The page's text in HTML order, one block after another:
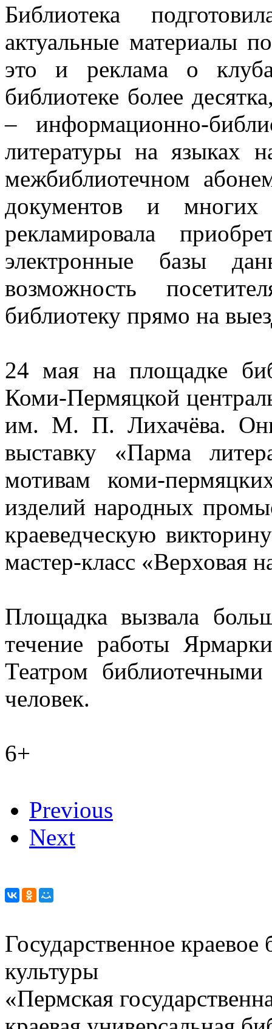
Библиотека
актуальные материалы
это и реклама о
библиотеке более
– информационно-
литературы на языках
межбиблиотечном
документов и многих
рекламировала
электронные базы
возможность
библиотеку прямо на
24 мая на площадке
Коми-Пермяцкой
им. М. П. Лихачёва.
выставку «Парма
мотивам коми-
изделий народных
краеведческую
мастер-класс «Верховая
Площадка вызвала
течение работы
Театром библиотечными
человек.
6+
Previous
Next
Государственное
культуры
«Пермская